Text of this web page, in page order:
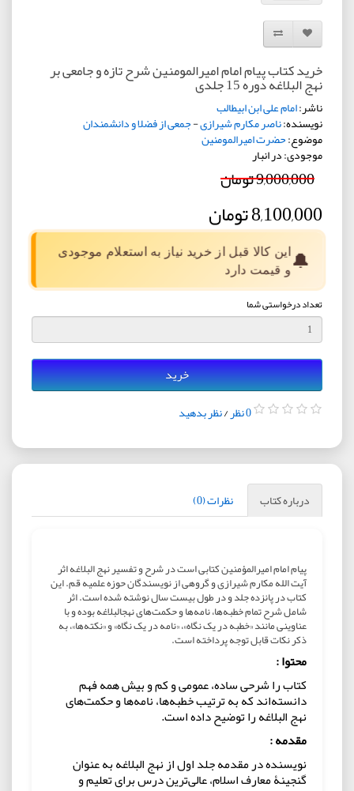
افزودن به لیست دلخواه
مقایسه این محصول
خرید کتاب پیام امام امیرالمومنین شرح تازه و جامعی بر
نهج البلاغه دوره 15 جلدی
ناشر:امام علی ابن ابیطالب
نویسنده:ناصر مکارم شیرازی-جمعی از فضلا و دانشمندان
موضوع:حضرت امیرالمومنین
موجودی: در انبار
9,000,000 تومان
8,100,000 تومان
🔔این کالا قبل از خرید نیاز به استعلام موجودی
و قیمت دارد
تعداد درخواستی شما
خرید
0 نظر /نظر بدهید
درباره کتاب نظرات (0)
پیام امام امیرالمؤمنین کتابی است در شرح و تفسیر نهج البلاغه اثر
آیت الله مکارم شیرازی و گروهی از نویسندگان حوزه علمیه قم. این
کتاب در پانزده جلد و در طول بیست سال نوشته شده است. اثر
شامل شرح تمام خطبه‌ها، نامه‌ها و حکمت‌های نهج‎البلاغه بوده و با
عناوینی مانند «خطبه در یک نگاه»، «نامه در یک نگاه» و «نکته‌ها»، به
ذکر نکات قابل توجه پرداخته است.
محتوا :
کتاب را شرحی ساده، عمومی و کم و بیش همه فهم
دانسته‌اند که به ترتیب خطبه‌ها، نامه‌ها و حکمت‌های
نهج البلاغه را توضیح داده است.
مقدمه :
نویسنده در مقدمه جلد اول از نهج البلاغه به عنوان
گنجینۀ معارف اسلام، عالی‌ترین درس برای تعلیم و